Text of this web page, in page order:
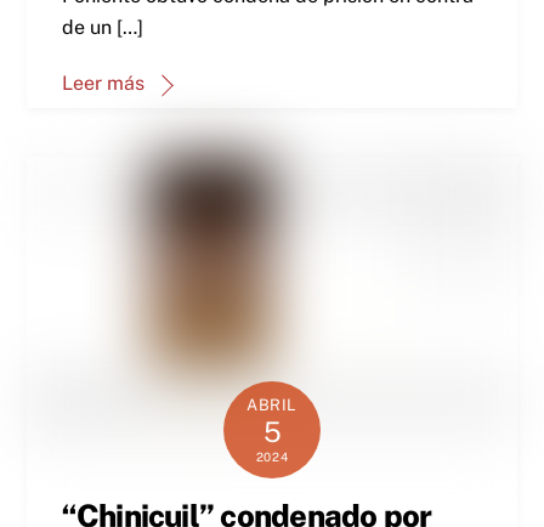
de un […]
Leer más
ABRIL
5
2024
“Chinicuil” condenado por